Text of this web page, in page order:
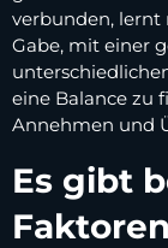
verbunden,
Gabe, mit einer
eine Balance zu
Annehmen und
Es gibt